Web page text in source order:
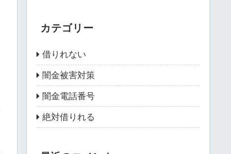
カテゴリー
借りれない
闇金被害対策
闇金電話番号
絶対借りれる